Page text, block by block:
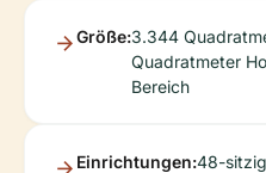
Größe:3.344
Quadratmeter
Bereich
Einrichtungen:48-